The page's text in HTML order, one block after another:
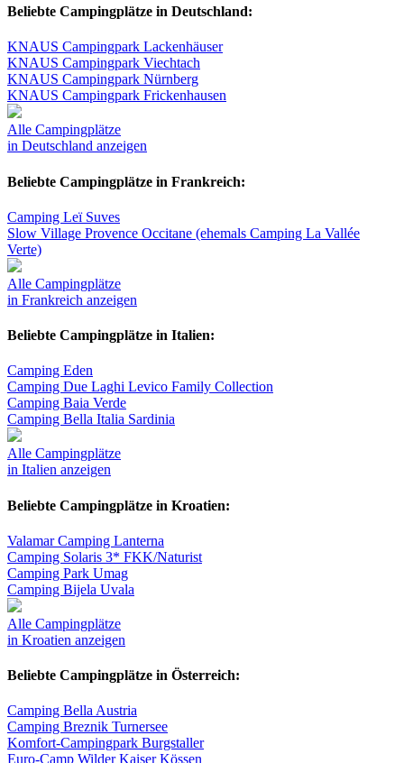
Beliebte Campingplätze in Deutschland:
KNAUS Campingpark Lackenhäuser
KNAUS Campingpark Viechtach
KNAUS Campingpark Nürnberg
KNAUS Campingpark Frickenhausen
Alle Campingplätze
in Deutschland anzeigen
Beliebte Campingplätze in Frankreich:
Camping Leï Suves
Slow Village Provence Occitane (ehemals Camping La Vallée
Verte)
Alle Campingplätze
in Frankreich anzeigen
Beliebte Campingplätze in Italien:
Camping Eden
Camping Due Laghi Levico Family Collection
Camping Baia Verde
Camping Bella Italia Sardinia
Alle Campingplätze
in Italien anzeigen
Beliebte Campingplätze in Kroatien:
Valamar Camping Lanterna
Camping Solaris 3* FKK/Naturist
Camping Park Umag
Camping Bijela Uvala
Alle Campingplätze
in Kroatien anzeigen
Beliebte Campingplätze in Österreich:
Camping Bella Austria
Camping Breznik Turnersee
Komfort-Campingpark Burgstaller
Euro-Camp Wilder Kaiser Kössen